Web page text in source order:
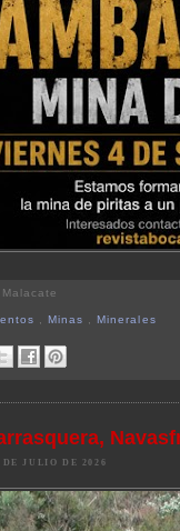
Malacate
,Minas ,Minerales
DE JULIO DE 2026